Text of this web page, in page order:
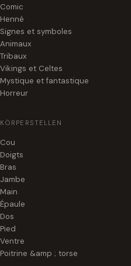
Comic
Henné
Signes et symboles
Animaux
Tribaux
Vikings et Celtes
Mystique et fantastique
Horreur
KÖRPERSTELLEN
Cou
Doigts
Bras
Jambe
Main
Épaule
Dos
Pied
Ventre
Poitrine &amp ; torse